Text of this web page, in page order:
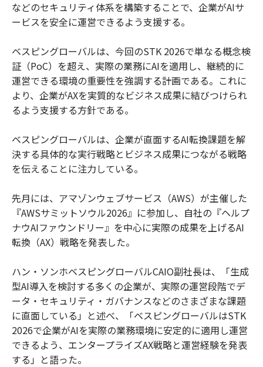
などのセキュリティ体系を構築することで、企業がAIサ
ービスを安全に運営できるよう支援する。
ベスピングローバルは、今回のSTK 2026で単なる概念検
証（PoC）を超え、実際の業務にAIを適用し、継続的に
運営できる環境の重要性を強調する計画である。これに
より、企業がAXを実質的なビジネス成果に結びつけられ
るよう支援する方針である。
ベスピングローバルは、企業が直面するAI転換課題を解
決する具体的な実行戦略とビジネス成果につながる戦略
を伝えることに注力している。
先月には、アマゾンウェブサービス（AWS）が主催した
『AWSサミットソウル2026』に参加し、自社の『ヘルプ
ナウAIファウンドリー』を中心に実際の成果を上げるAI
転換（AX）戦略を発表した。
ハン・ソンホベスピングローバルCAIO副社長は、「生成
型AI導入を検討する多くの企業が、実際の運営段階でデ
ータ・セキュリティ・ガバナンスなどのさまざまな課題
に直面している」と述べ、「ベスピングローバルはSTK
2026で企業がAIを実際の業務環境に安定的に適用し運営
できるよう、エンタープライズAX戦略と運営経験を発表
する」と語った。